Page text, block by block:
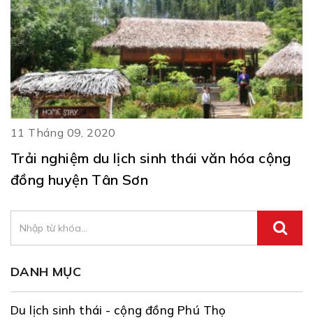
11 Tháng 09, 2020
Trải nghiệm du lịch sinh thái văn hóa cộng
đồng huyện Tân Sơn
DANH MỤC
Du lịch sinh thái - cộng đồng Phú Thọ